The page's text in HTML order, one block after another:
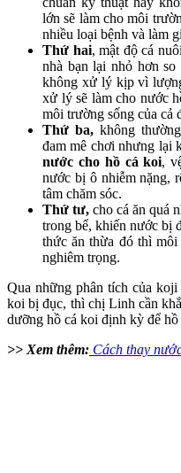
lớn sẽ làm cho môi
nhiều loại bệnh và làm
Thứ hai, mật độ cá
nhà bạn lại nhỏ hơn
không xử lý kịp vì
xử lý sẽ làm cho nước
môi trường sống của cả
Thứ ba,không
đam mê chơi nhưng lại
nước cho hồ cá koi,
nước bị ô nhiễm nặng,
tâm chăm sóc.
Thứ tư, cho cá ăn quá
trong bể, khiến nước bị
thức ăn thừa đó thì môi
nghiêm trọng.
Qua những phân tích của
koi bị đục, thì chị Linh cần
dưỡng hồ cá koi định kỳ để hồ
>> Xem thêm: Cách thay